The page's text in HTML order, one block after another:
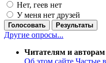
Нет, геев нет
У меня нет друзей
Голосовать Результаты
Другие опросы...
Читателям и авторам
Об этом сайте Частые